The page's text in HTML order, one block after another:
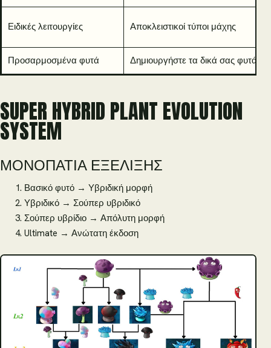
Ειδικές λειτουργίες Αποκλειστικοί τύποι μάχης
Προσαρμοσμένα φυτά Δημιουργήστε τα δικά σας φυτά
SUPER HYBRID PLANT EVOLUTION
SYSTEM
ΜΟΝΟΠΆΤΙΑ ΕΞΈΛΙΞΗΣ
Βασικό φυτό → Υβριδική μορφή
Υβριδικό → Σούπερ υβριδικό
Σούπερ υβρίδιο → Απόλυτη μορφή
Ultimate → Ανώτατη έκδοση